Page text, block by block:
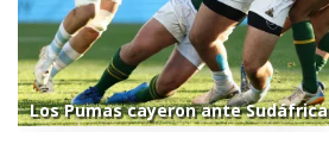
Los Pumas cayeron ante Sudáfrica